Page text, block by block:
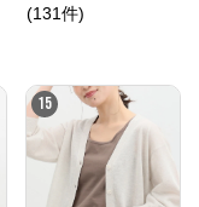
(131件)
15